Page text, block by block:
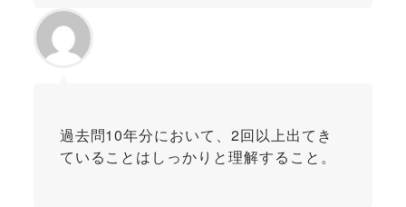
過去問10年分において、2回以上出てき
ていることはしっかりと理解すること。